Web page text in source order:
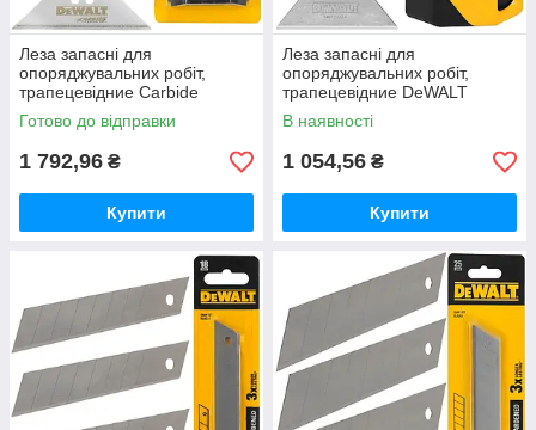
Леза запасні для
опоряджувальних робіт,
трапецевідние Carbide
DeWALT DWHT8-11131 (50
шт., 62х19х0.6мм)
Готово до відправки
1 792,96 ₴
Купити
Леза запасні для
опоряджувальних робіт,
трапецевідние DeWALT
DWHT11004-7 (75 шт.,
50х19х0.45 мм)
В наявності
1 054,56 ₴
Купити